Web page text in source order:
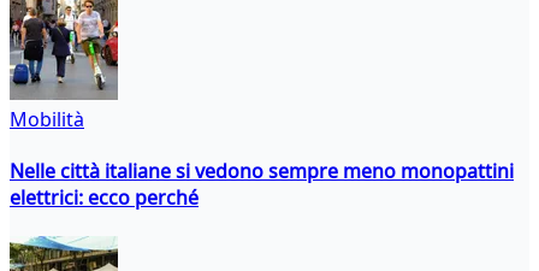
Mobilità
Nelle città italiane si vedono sempre meno monopattini
elettrici: ecco perché